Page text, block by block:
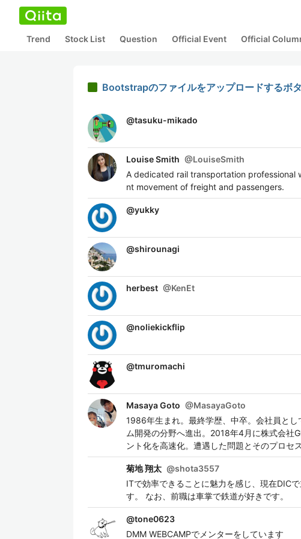
Trend Stock List Question Official Event Official
Bootstrapのファイルをアップロードするボ
@tasuku-mikado
Louise Smith @LouiseSmith
A dedicated rail transportation
nt movement of freight and passengers.
@yukky
@shirounagi
herbest @KenEt
@noliekickflip
@tmuromachi
Masaya Goto @MasayaGoto
1986年生まれ。最終学歴、中卒。会社員と
ム開発の分野へ進出。2018年4月に株式会社
ント化を高速化。遭遇した問題とそのプロセ
菊地 翔太 @shota3557
ITで効率できることに魅力を感じ、現在DIC
す。 なお、前職は車掌で鉄道が好きです。
@tone0623
DMM WEBCAMPでメンターをしています